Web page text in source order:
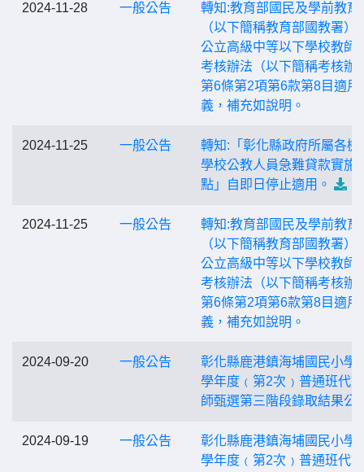
2024-11-28 一般公告
轉知:教育部國民及學前教育
（以下簡稱教育部國教署）
公立高級中等以下學校教師
考核辦法（以下簡稱考核辦
第6條第2項第6款第8目適用
義，補充如說明。
2024-11-25 一般公告
轉知:「彰化縣政府所屬各機
學校公教人員急難貸款實施
點」自即日停止適用。
2024-11-25 一般公告
轉知:教育部國民及學前教育
（以下簡稱教育部國教署）
公立高級中等以下學校教師
考核辦法（以下簡稱考核辦
第6條第2項第6款第8目適用
義，補充如說明。
2024-09-20 一般公告
彰化縣鹿港鎮海埔國民小學
學年度﹙第2次﹚普通班代
師甄選第三階段錄取結果公
2024-09-19 一般公告
彰化縣鹿港鎮海埔國民小學
學年度﹙第2次﹚普通班代